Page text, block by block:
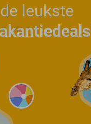
leukste